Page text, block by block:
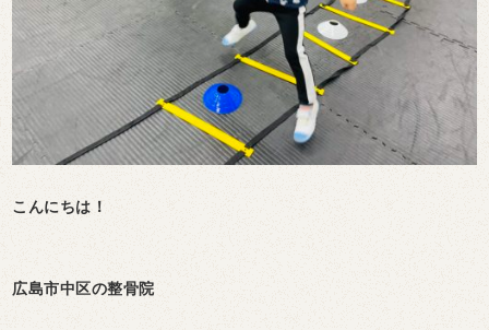
こんにちは！
広島市中区の整骨院